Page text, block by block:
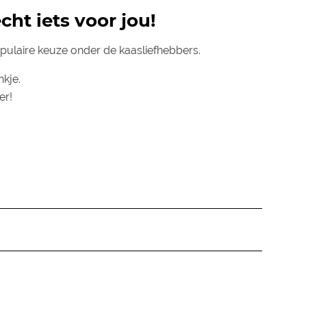
iets voor jou!
keuze onder de kaasliefhebbers.